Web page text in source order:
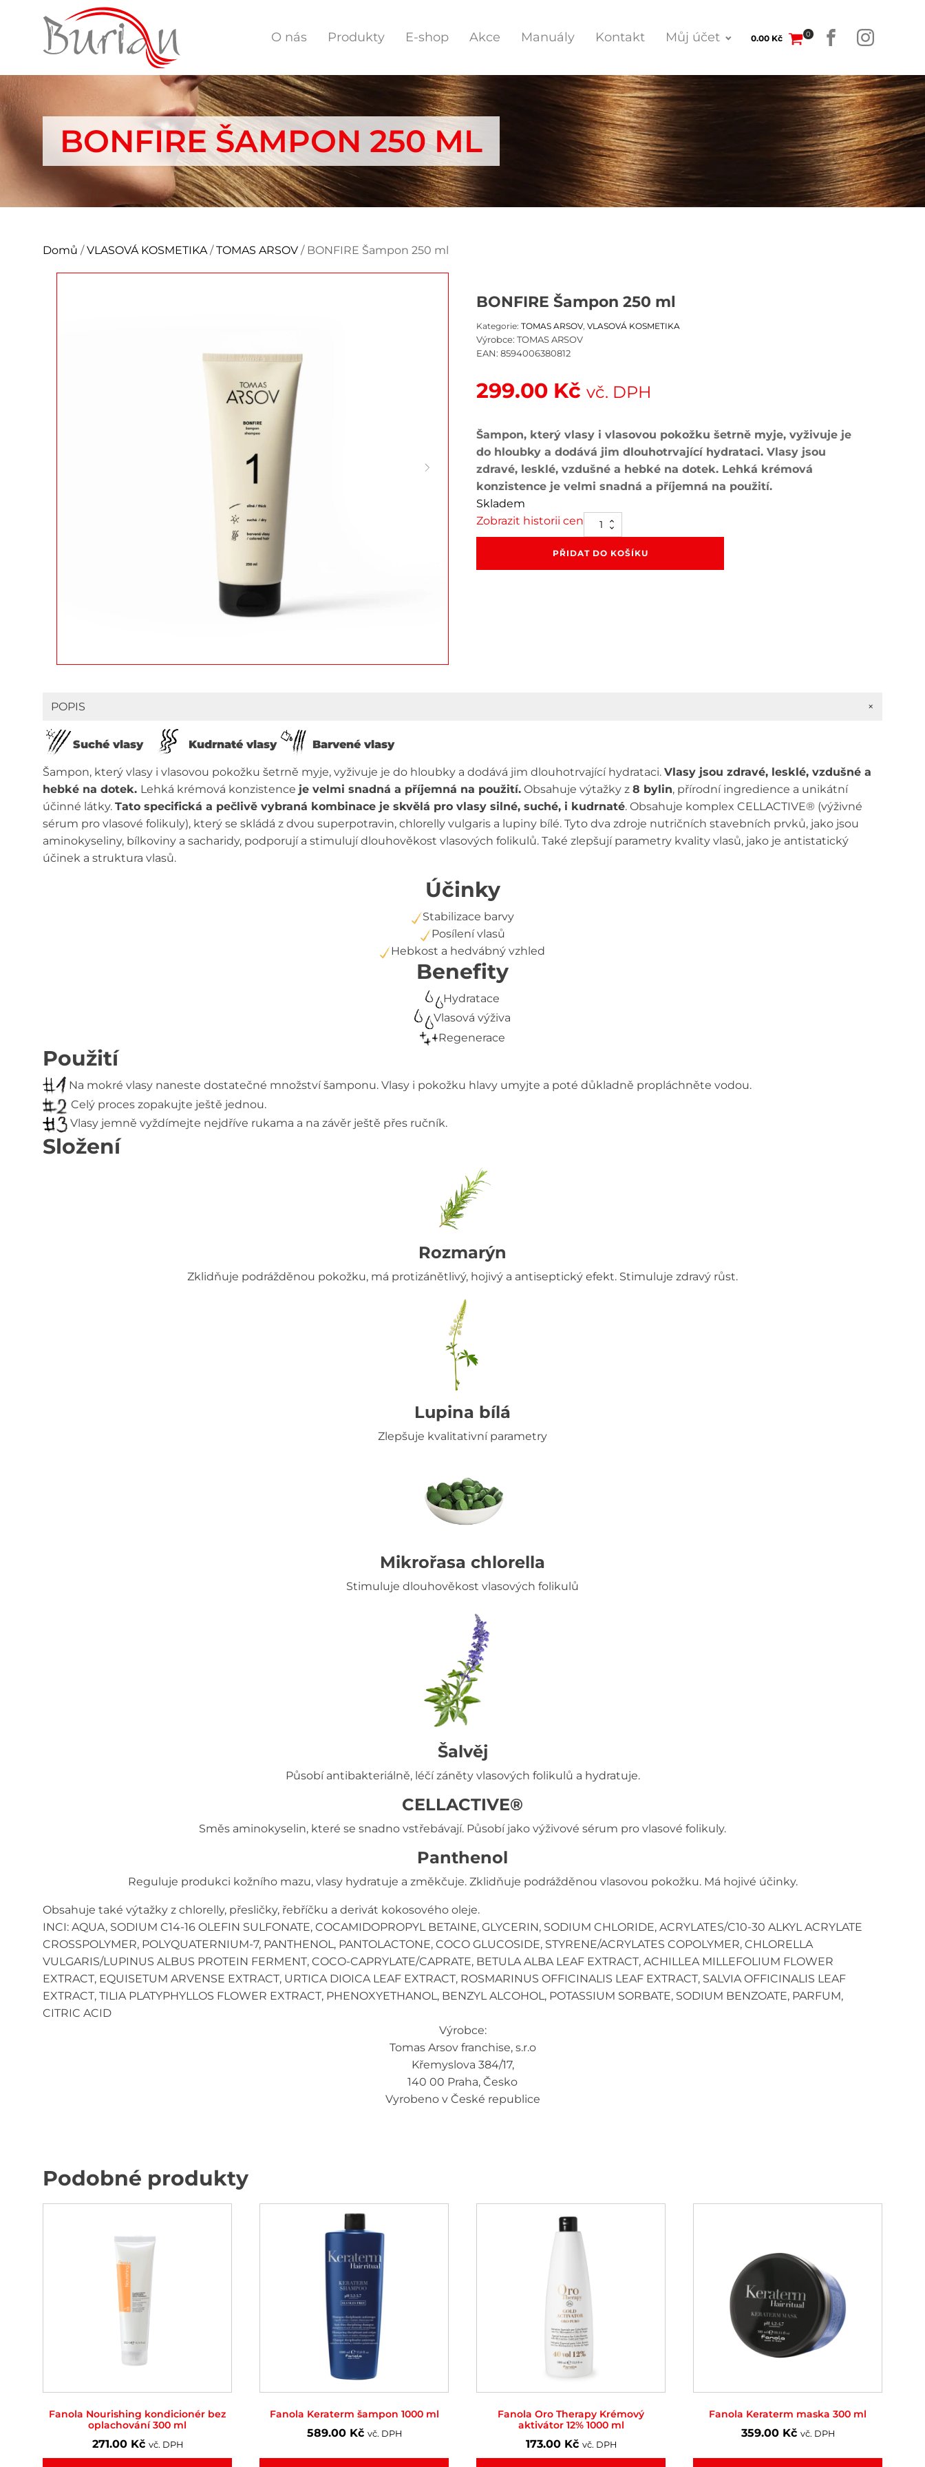
O nás Produkty E-shop Akce Manuály Kontakt Můj účet 0.00 Kč 0
BONFIRE ŠAMPON 250 ML
Domů /VLASOVÁ KOSMETIKA /TOMAS ARSOV / BONFIRE Šampon 250 ml
BONFIRE Šampon 250 ml
Kategorie: TOMAS ARSOV, VLASOVÁ KOSMETIKA
Výrobce: TOMAS ARSOV
EAN: 8594006380812
299.00 Kč vč. DPH
Šampon, který vlasy i vlasovou pokožku šetrně myje, vyživuje je
do hloubky a dodává jim dlouhotrvající hydrataci. Vlasy jsou
zdravé, lesklé, vzdušné a hebké na dotek. Lehká krémová
konzistence je velmi snadná a příjemná na použití.
Skladem
Zobrazit historii cen BONFIRE
Šampon
250
PŘIDAT DO KOŠÍKU
POPIS +
Suché vlasy Kudrnaté vlasy Barvené vlasy
Šampon, který vlasy i vlasovou pokožku šetrně myje, vyživuje je do hloubky a dodává jim dlouhotrvající hydrataci. Vlasy jsou zdravé, lesklé, vzdušné a
hebké na dotek. Lehká krémová konzistence je velmi snadná a příjemná na použití. Obsahuje výtažky z 8 bylin, přírodní ingredience a unikátní
účinné látky. Tato specifická a pečlivě vybraná kombinace je skvělá pro vlasy silné, suché, i kudrnaté. Obsahuje komplex CELLACTIVE® (výživné
sérum pro vlasové folikuly), který se skládá z dvou superpotravin, chlorelly vulgaris a lupiny bílé. Tyto dva zdroje nutričních stavebních prvků, jako jsou
aminokyseliny, bílkoviny a sacharidy, podporují a stimulují dlouhověkost vlasových folikulů. Také zlepšují parametry kvality vlasů, jako je antistatický
účinek a struktura vlasů.
Účinky
Stabilizace barvy
Posílení vlasů
Hebkost a hedvábný vzhled
Benefity
Hydratace
Vlasová výživa
Regenerace
Použití
Na mokré vlasy naneste dostatečné množství šamponu. Vlasy i pokožku hlavy umyjte a poté důkladně propláchněte vodou.
Celý proces zopakujte ještě jednou.
Vlasy jemně vyždímejte nejdříve rukama a na závěr ještě přes ručník.
Složení
Rozmarýn
Zklidňuje podrážděnou pokožku, má protizánětlivý, hojivý a antiseptický efekt. Stimuluje zdravý růst.
Lupina bílá
Zlepšuje kvalitativní parametry
Mikrořasa chlorella
Stimuluje dlouhověkost vlasových folikulů
Šalvěj
Působí antibakteriálně, léčí záněty vlasových folikulů a hydratuje.
CELLACTIVE®
Směs aminokyselin, které se snadno vstřebávají. Působí jako výživové sérum pro vlasové folikuly.
Panthenol
Reguluje produkci kožního mazu, vlasy hydratuje a změkčuje. Zklidňuje podrážděnou vlasovou pokožku. Má hojivé účinky.
Obsahuje také výtažky z chlorelly, přesličky, řebříčku a derivát kokosového oleje.
INCI: AQUA, SODIUM C14-16 OLEFIN SULFONATE, COCAMIDOPROPYL BETAINE, GLYCERIN, SODIUM CHLORIDE, ACRYLATES/C10-30 ALKYL ACRYLATE
CROSSPOLYMER, POLYQUATERNIUM-7, PANTHENOL, PANTOLACTONE, COCO GLUCOSIDE, STYRENE/ACRYLATES COPOLYMER, CHLORELLA
VULGARIS/LUPINUS ALBUS PROTEIN FERMENT, COCO-CAPRYLATE/CAPRATE, BETULA ALBA LEAF EXTRACT, ACHILLEA MILLEFOLIUM FLOWER
EXTRACT, EQUISETUM ARVENSE EXTRACT, URTICA DIOICA LEAF EXTRACT, ROSMARINUS OFFICINALIS LEAF EXTRACT, SALVIA OFFICINALIS LEAF
EXTRACT, TILIA PLATYPHYLLOS FLOWER EXTRACT, PHENOXYETHANOL, BENZYL ALCOHOL, POTASSIUM SORBATE, SODIUM BENZOATE, PARFUM,
CITRIC ACID
Výrobce:
Tomas Arsov franchise, s.r.o
Křemyslova 384/17,
140 00 Praha, Česko
Vyrobeno v České republice
Podobné produkty
Fanola Nourishing kondicionér bez
oplachování 300 ml
271.00 Kč vč. DPH
Fanola Keraterm šampon 1000 ml
589.00 Kč vč. DPH
Fanola Oro Therapy Krémový
aktivátor 12% 1000 ml
173.00 Kč vč. DPH
Fanola Keraterm maska 300 ml
359.00 Kč vč. DPH